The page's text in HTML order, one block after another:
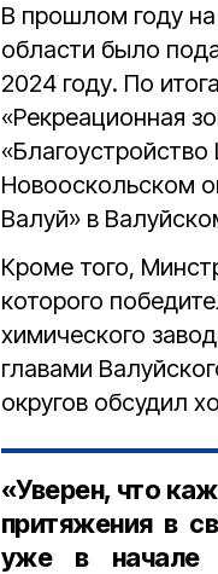
В прошлом году
области было
2024 году. По
«Рекреационная
Новооскольском
Валуй» в
Кроме того,
которого
химического
главами
округов обсудил
«Уверен, что
притяжения в
уже в начале